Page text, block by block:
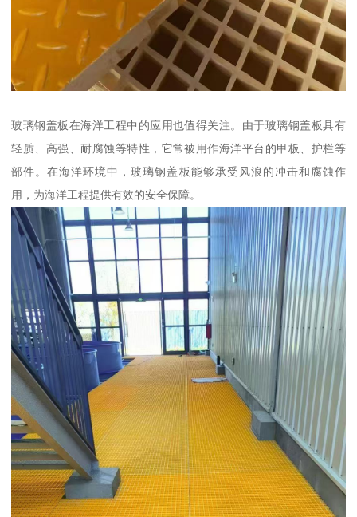
玻璃钢盖板在海洋工程中的应用也值得关注。由于玻璃钢盖板具有
轻质、高强、耐腐蚀等特性，它常被用作海洋平台的甲板、护栏等
部件。在海洋环境中，玻璃钢盖板能够承受风浪的冲击和腐蚀作
用，为海洋工程提供有效的安全保障。